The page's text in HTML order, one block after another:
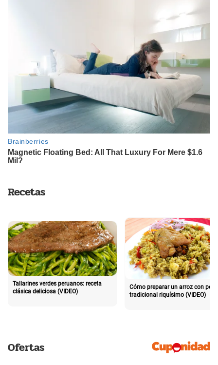
Recetas
Tallarines verdes peruanos: receta
clásica deliciosa (VIDEO)
Cómo preparar un arroz con pollo
tradicional riquísimo (VIDEO)
Ofertas